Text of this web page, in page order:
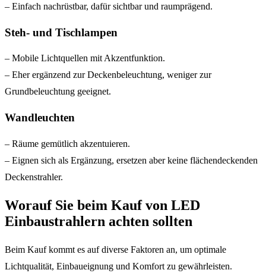
– Einfach nachrüstbar, dafür sichtbar und raumprägend.
Steh- und Tischlampen
– Mobile Lichtquellen mit Akzentfunktion.
– Eher ergänzend zur Deckenbeleuchtung, weniger zur
Grundbeleuchtung geeignet.
Wandleuchten
– Räume gemütlich akzentuieren.
– Eignen sich als Ergänzung, ersetzen aber keine flächendeckenden
Deckenstrahler.
Worauf Sie beim Kauf von LED
Einbaustrahlern achten sollten
Beim Kauf kommt es auf diverse Faktoren an, um optimale
Lichtqualität, Einbaueignung und Komfort zu gewährleisten.